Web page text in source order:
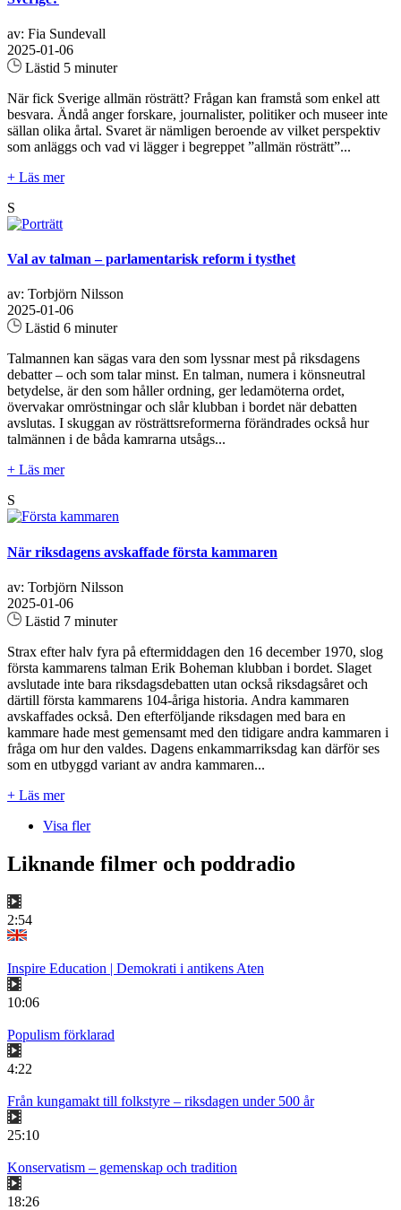
av: Fia Sundevall
2025-01-06
Lästid 5 minuter
När fick Sverige allmän rösträtt? Frågan kan framstå som enkel att
besvara. Ändå anger forskare, journalister, politiker och museer inte
sällan olika årtal. Svaret är nämligen beroende av vilket perspektiv
som anläggs och vad vi lägger i begreppet ”allmän rösträtt”...
+ Läs mer
S
Val av talman – parlamentarisk reform i tysthet
av: Torbjörn Nilsson
2025-01-06
Lästid 6 minuter
Talmannen kan sägas vara den som lyssnar mest på riksdagens
debatter – och som talar minst. En talman, numera i könsneutral
betydelse, är den som håller ordning, ger ledamöterna ordet,
övervakar omröstningar och slår klubban i bordet när debatten
avslutas. I skuggan av rösträttsreformerna förändrades också hur
talmännen i de båda kamrarna utsågs...
+ Läs mer
S
När riksdagens avskaffade första kammaren
av: Torbjörn Nilsson
2025-01-06
Lästid 7 minuter
Strax efter halv fyra på eftermiddagen den 16 december 1970, slog
första kammarens talman Erik Boheman klubban i bordet. Slaget
avslutade inte bara riksdagsdebatten utan också riksdagsåret och
därtill första kammarens 104-åriga historia. Andra kammaren
avskaffades också. Den efterföljande riksdagen med bara en
kammare hade mest gemensamt med den tidigare andra kammaren i
fråga om hur den valdes. Dagens enkammarriksdag kan därför ses
som en utbyggd variant av andra kammaren...
+ Läs mer
Visa fler
Liknande filmer och poddradio
2:54
Inspire Education | Demokrati i antikens Aten
10:06
Populism förklarad
4:22
Från kungamakt till folkstyre – riksdagen under 500 år
25:10
Konservatism – gemenskap och tradition
18:26